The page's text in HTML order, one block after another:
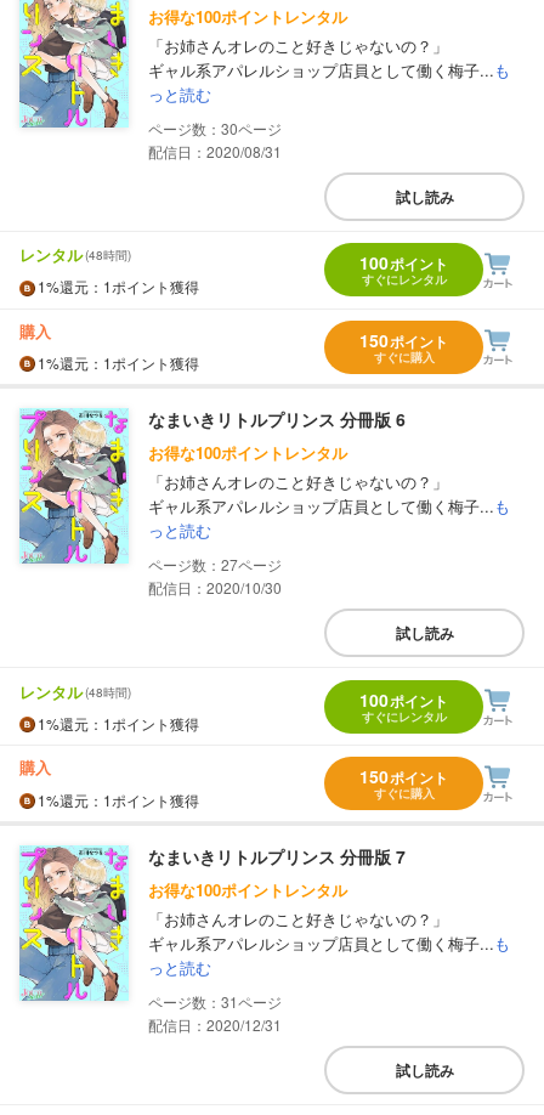
お得な100ポイントレンタル
「お姉さんオレのこと好きじゃないの？」
ギャル系アパレルショップ店員として働く梅子...も
っと読む
30
配信日：2020/08/31
試し読み
レンタル(48時間)
1%還元 ：1ポイント獲得
100ポイント
すぐにレンタル
購入
1%還元 ：1ポイント獲得
150ポイント
すぐに購入
なまいきリトルプリンス 分冊版 6
お得な100ポイントレンタル
「お姉さんオレのこと好きじゃないの？」
ギャル系アパレルショップ店員として働く梅子...も
っと読む
27
配信日：2020/10/30
試し読み
レンタル(48時間)
1%還元 ：1ポイント獲得
100ポイント
すぐにレンタル
購入
1%還元 ：1ポイント獲得
150ポイント
すぐに購入
なまいきリトルプリンス 分冊版 7
お得な100ポイントレンタル
「お姉さんオレのこと好きじゃないの？」
ギャル系アパレルショップ店員として働く梅子...も
っと読む
31
配信日：2020/12/31
試し読み